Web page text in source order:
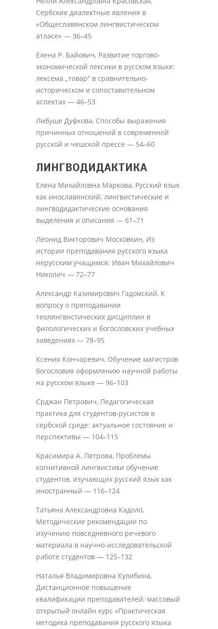
Сербские диалектные явления в
«Общеславянском лингвистическом
атласе» — 36–45
Елена Р. Байович, Развитие торгово-
экономической лексики в русском языке:
лексема „товар“ в сравнительно-
историческом и сопоставительном
аспектах — 46–53
Либуше Дуфкова, Способы выражения
причинных отношений в современной
русской и чешской прессе — 54–60
ЛИНГВОДИДАКТИКА
Елена Михайловна Маркова, Русский язык
как инославянский: лингвистические и
лингводидактические основания
выделения и описания — 61–71
Леонид Викторович Московкин, Из
истории преподавания русского языка
нерусским учащимся: Иван Михайлович
Николич — 72–77
Александр Казимирович Гадомский, К
вопросу о преподавании
теолингвистических дисциплин в
филологических и богословских учебных
заведениях — 78–95
Ксения Кончаревич, Обучение магистров
богословия оформлению научной работы
на русском языке — 96–103
Срджан Петрович, Педагогическая
практика для студентов-русистов в
сербской среде: актуальное состояние и
перспективы — 104–115
Kрасимира А. Петровa, Проблемы
когнитивной лингвистики обучение
студентов, изучающих русский язык как
иностранный — 116–124
Татьяна Александровна Кадоло,
Методические рекомендации по
изучению повседневного речевого
материала в научно-исследовательской
работе студентов — 125–132
Наталья Владимировна Кулибина,
Дистанционное повышение
квалификации преподавателей: массовый
открытый онлайн курс «Практическая
методика преподавания русского языка